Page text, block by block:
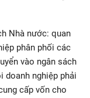
Nhà nước: quan
phân phối các
vào ngân sách
doanh nghiệp phải
cấp vốn cho